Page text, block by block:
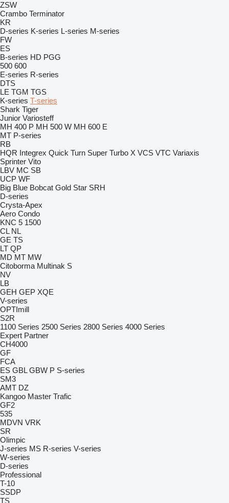
ZSW
Crambo Terminator
KR
D-series K-series L-series M-series
FW
ES
B-series HD PGG
500 600
E-series R-series
DTS
LE TGM TGS
K-series T-series
Shark Tiger
Junior Variosteff
MH 400 P MH 500 W MH 600 E
MT P-series
RB
HQR Integrex Quick Turn Super Turbo X VCS VTC Variaxis
Sprinter Vito
LBV MC SB
UCP WF
Big Blue Bobcat Gold Star SRH
D-series
Crysta-Apex
Aero Condo
KNC 5 1500
CL NL
GE TS
LT QP
MD MT MW
Citoborma Multinak S
NV
LB
GEH GEP XQE
V-series
OPTImill
S2R
1100 Series 2500 Series 2800 Series 4000 Series
Expert Partner
CH4000
GF
FCA
ES GBL GBW P S-series
SM3
AMT DZ
Kangoo Master Trafic
GF2
535
MDVN VRK
SR
Olimpic
J-series MS R-series V-series
W-series
D-series
Professional
T-10
SSDP
TS